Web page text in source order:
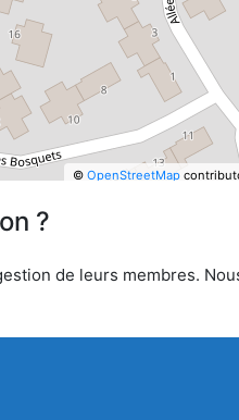
© OpenStreetMap
?
de leurs membres.